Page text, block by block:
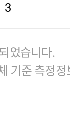
3
었습니다.
기준 측정정